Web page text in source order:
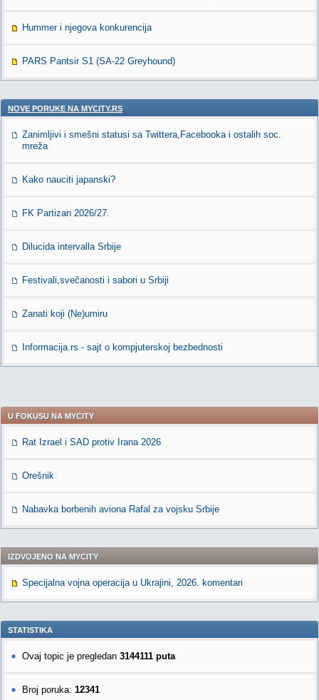
Hummer i njegova konkurencija
PARS Pantsir S1 (SA-22 Greyhound)
NOVE PORUKE NA MYCITY.RS
Zanimljivi i smešni statusi sa Twittera,Facebooka i ostalih soc.
mreža
Kako nauciti japanski?
FK Partizan 2026/27.
Dilucida intervalla Srbije
Festivali,svečanosti i sabori u Srbiji
Zanati koji (Ne)umiru
Informacija.rs - sajt o kompjuterskoj bezbednosti
U FOKUSU NA MYCITY
Rat Izrael i SAD protiv Irana 2026
Orešnik
Nabavka borbenih aviona Rafal za vojsku Srbije
IZDVOJENO NA MYCITY
Specijalna vojna operacija u Ukrajini, 2026. komentari
STATISTIKA
Ovaj topic je pregledan 3144111 puta
Broj poruka: 12341